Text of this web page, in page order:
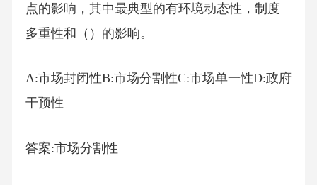
点的影响，其中最典型的有环境动态性，制度
多重性和（）的影响。
A:市场封闭性B:市场分割性C:市场单一性D:政府
干预性
答案:市场分割性